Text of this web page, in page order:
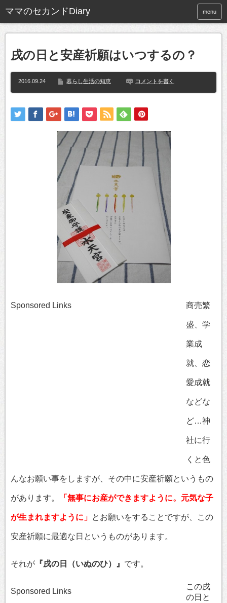
ママのセカンドDiary menu
戌の日と安産祈願はいつするの？
2016.09.24 暮らし生活の知恵 コメントを書く
Sponsored Links 商売繁
盛、学
業成
就、恋
愛成就
などな
ど…神
社に行
くと色
んなお願い事をしますが、その中に安産祈願というもの
があります。 「無事にお産ができますように。元気な子
が生まれますように」 とお願いをすることですが、この
安産祈願に最適な日というものがあります。
それが 『戌の日（いぬのひ）』 です。
Sponsored Links
この戌
の日と